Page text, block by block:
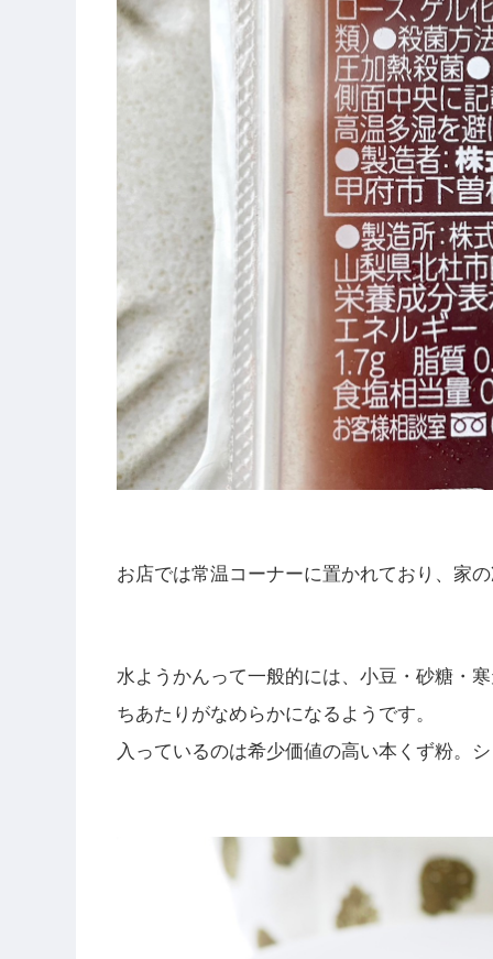
お店では常温コーナーに置かれており、家
水ようかんって一般的には、小豆・砂糖・
ちあたりがなめらかになるようです。
入っているのは希少価値の高い本くず粉。